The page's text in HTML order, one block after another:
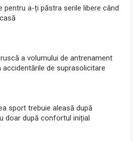
pentru a-ți păstra serile libere când
a volumului de antrenament
accidentările de suprasolicitare
sport trebuie aleasă după
doar după confortul inițial